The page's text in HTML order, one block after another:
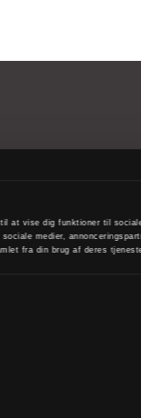
at vise dig funktioner til
medier,
fra din brug af deres